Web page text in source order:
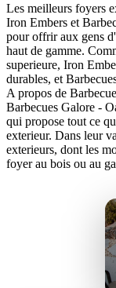
Les meilleurs foyers
Iron Embers et
pour offrir aux gens
haut de gamme.
superieure, Iron
durables, et
A propos de
Barbecues Galore -
qui propose tout ce
exterieur. Dans leur
exterieurs, dont les
foyer au bois ou au